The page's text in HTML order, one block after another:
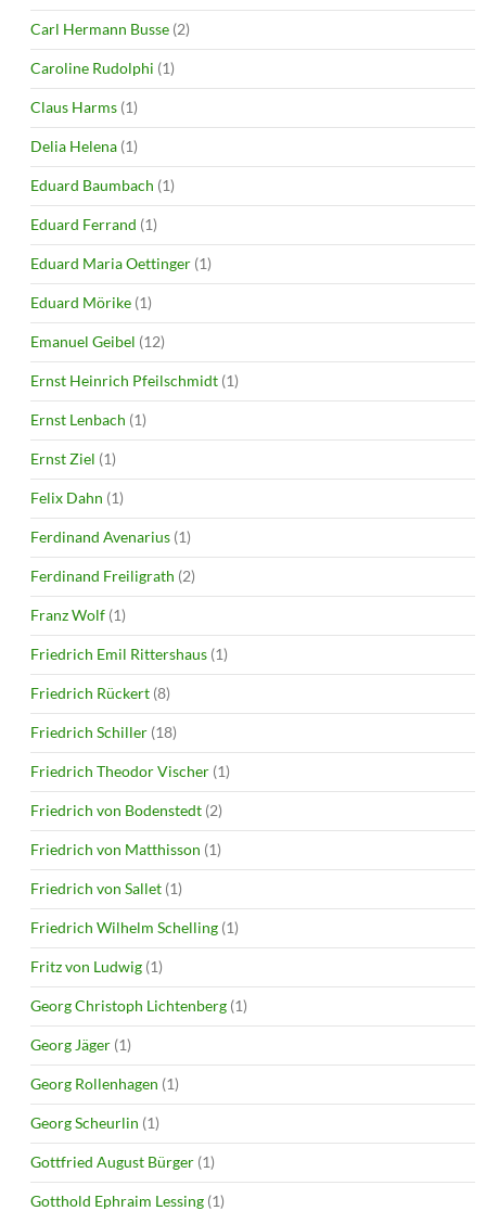
Carl Hermann Busse (2)
Caroline Rudolphi (1)
Claus Harms (1)
Delia Helena (1)
Eduard Baumbach (1)
Eduard Ferrand (1)
Eduard Maria Oettinger (1)
Eduard Mörike (1)
Emanuel Geibel (12)
Ernst Heinrich Pfeilschmidt (1)
Ernst Lenbach (1)
Ernst Ziel (1)
Felix Dahn (1)
Ferdinand Avenarius (1)
Ferdinand Freiligrath (2)
Franz Wolf (1)
Friedrich Emil Rittershaus (1)
Friedrich Rückert (8)
Friedrich Schiller (18)
Friedrich Theodor Vischer (1)
Friedrich von Bodenstedt (2)
Friedrich von Matthisson (1)
Friedrich von Sallet (1)
Friedrich Wilhelm Schelling (1)
Fritz von Ludwig (1)
Georg Christoph Lichtenberg (1)
Georg Jäger (1)
Georg Rollenhagen (1)
Georg Scheurlin (1)
Gottfried August Bürger (1)
Gotthold Ephraim Lessing (1)